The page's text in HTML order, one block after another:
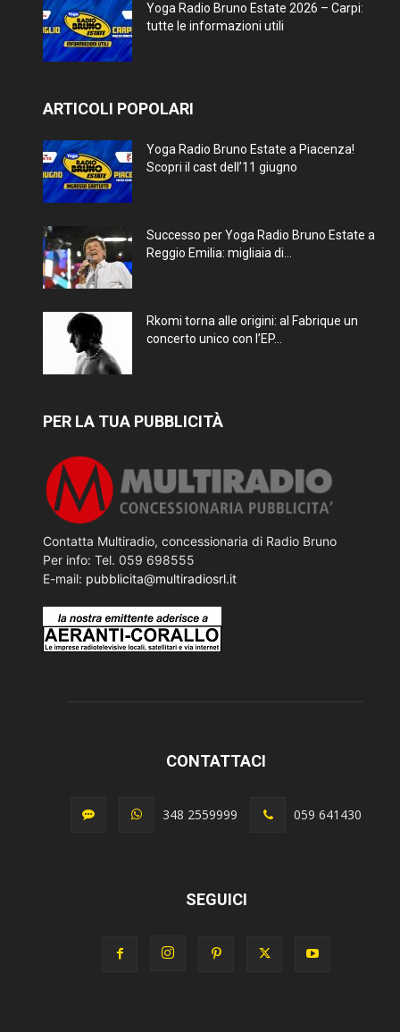
Yoga Radio Bruno Estate 2026 – Carpi:
tutte le informazioni utili
ARTICOLI POPOLARI
Yoga Radio Bruno Estate a Piacenza!
Scopri il cast dell’11 giugno
Successo per Yoga Radio Bruno Estate a
Reggio Emilia: migliaia di...
Rkomi torna alle origini: al Fabrique un
concerto unico con l’EP...
PER LA TUA PUBBLICITÀ
Contatta Multiradio, concessionaria di Radio Bruno
Per info: Tel. 059 698555
E-mail: pubblicita@multiradiosrl.it
CONTATTACI
348 2559999 059 641430
SEGUICI